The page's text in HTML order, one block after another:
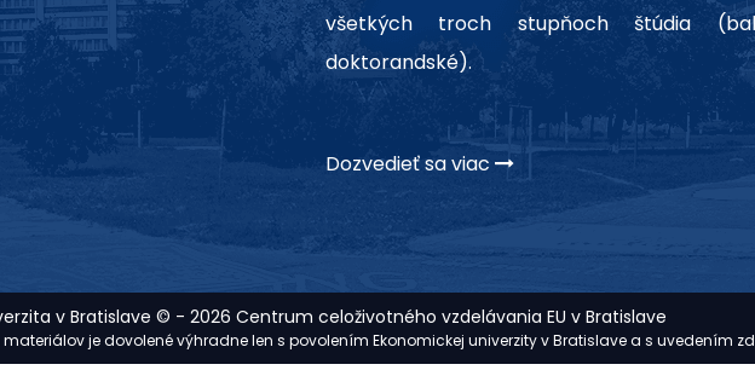
všetkých troch stupňoch štúdia
doktorandské).
Dozvedieť sa viac
v Bratislave © - 2026 Centrum celoživotného vzdelávania EU v Bratislave
je dovolené výhradne len s povolením Ekonomickej univerzity v Bratislave a s uvedením